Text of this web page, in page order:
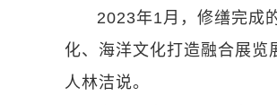
2023年1月，修缮完成
化、海洋文化打造融合展览
人林洁说。